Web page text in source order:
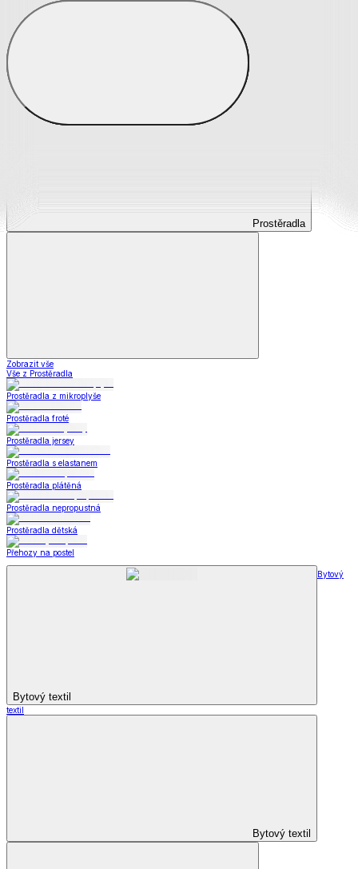
Prostěradla
Prostěradla
Zobrazit vše
Vše z Prostěradla
Prostěradla z mikroplyše
Prostěradla froté
Prostěradla jersey
Prostěradla s elastanem
Prostěradla plátěná
Prostěradla nepropustná
Prostěradla dětská
Přehozy na postel
Bytový textil
Bytový
textil
Bytový textil